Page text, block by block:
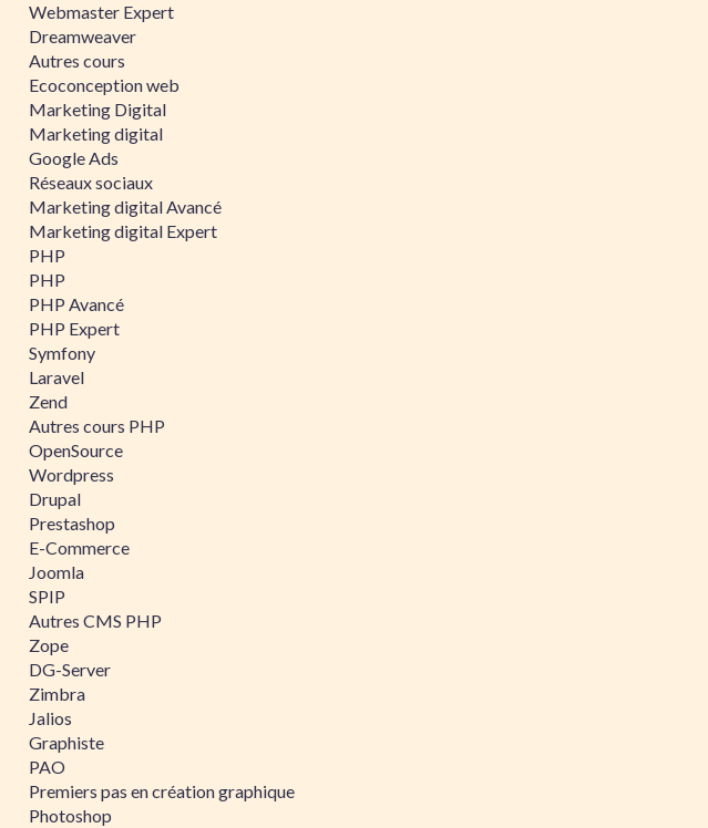
Webmaster Expert
Dreamweaver
Autres cours
Ecoconception web
Marketing Digital
Marketing digital
Google Ads
Réseaux sociaux
Marketing digital Avancé
Marketing digital Expert
PHP
PHP
PHP Avancé
PHP Expert
Symfony
Laravel
Zend
Autres cours PHP
OpenSource
Wordpress
Drupal
Prestashop
E-Commerce
Joomla
SPIP
Autres CMS PHP
Zope
DG-Server
Zimbra
Jalios
Graphiste
PAO
Premiers pas en création graphique
Photoshop